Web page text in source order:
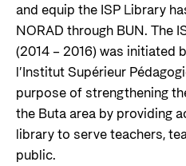
Personvern
and equip the ISP Library
NORAD through BUN. The
(2014 – 2016) was initiated
l’Institut Supérieur
purpose of strengthening
the Buta area by providing
library to serve teachers,
public.